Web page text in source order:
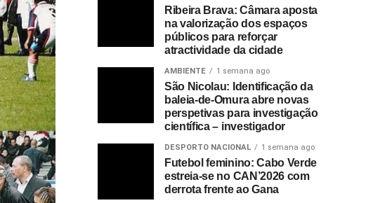
Ribeira Brava: Câmara aposta
na valorização dos espaços
públicos para reforçar
atractividade da cidade
AMBIENTE 1 semana ago
São Nicolau: Identificação da
baleia-de-Omura abre novas
perspetivas para investigação
científica – investigador
DESPORTO NACIONAL 1 semana ago
Futebol feminino: Cabo Verde
estreia-se no CAN’2026 com
derrota frente ao Gana